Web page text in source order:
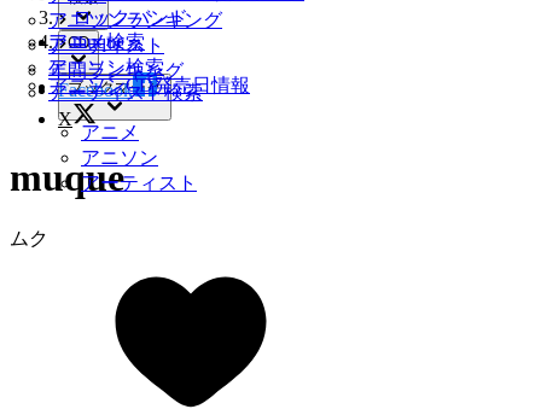
アニソンランキング
アーティスト
年間ランキング
アニメ検索
アニソン検索
アーティスト検索
CD
アニソンCD発売日情報
ブックマーク
アニメ
アニソン
アーティスト
ロックバンド
muque
Facebook
X
muque
ムク